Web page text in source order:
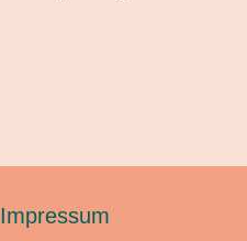
Impressum